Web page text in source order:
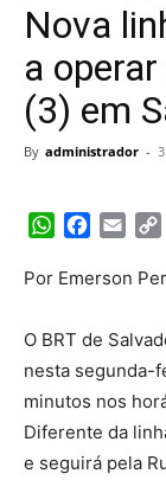
Nova
a
(3) em
By administrador -
WhatsAppEmail
Por Emerson
O BRT de
nesta segunda-
minutos nos
Diferente da
e seguirá pela